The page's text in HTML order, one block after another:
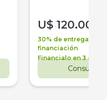
U$ 120.000
30% de entrega +
financiación
Financialo en 3 años
Consultar